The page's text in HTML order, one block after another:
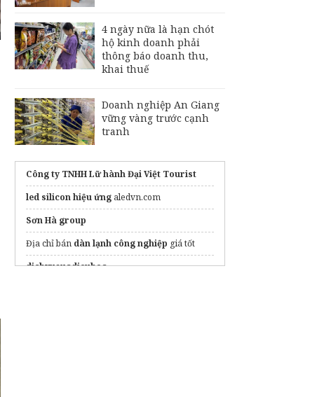
4 ngày nữa là hạn chót
hộ kinh doanh phải
thông báo doanh thu,
khai thuế
Doanh nghiệp An Giang
vững vàng trước cạnh
tranh
Công ty TNHH Lữ hành Đại Việt Tourist
led silicon hiệu ứng aledvn.com
Sơn Hà group
Địa chỉ bán dàn lạnh công nghiệp giá tốt
dichvusuadieuhoa